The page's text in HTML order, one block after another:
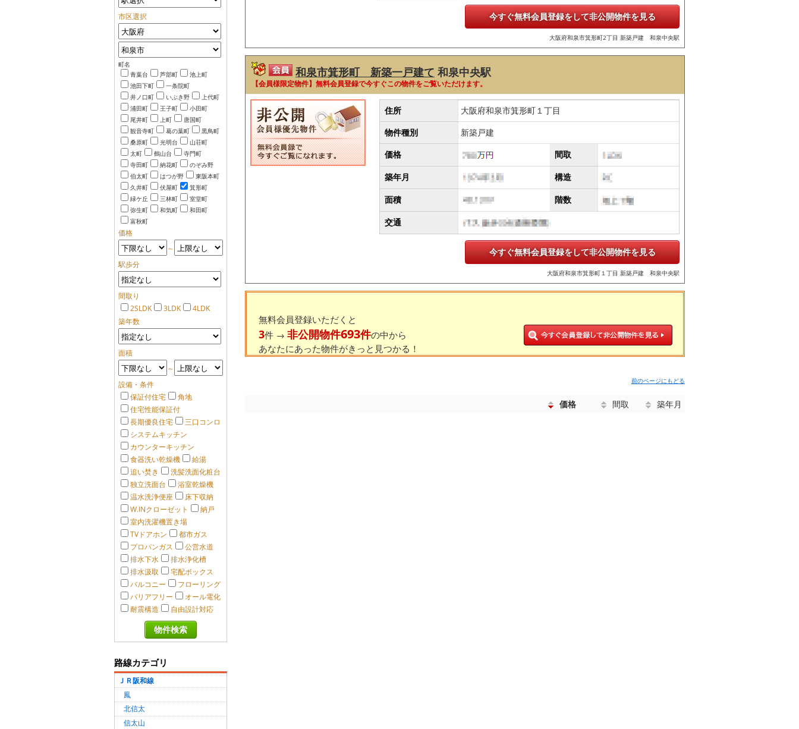
今すぐ無料会員登録をして非公開物件を見る
大阪府和泉市箕形町2丁目 新築戸建 和泉中央駅
和泉市箕形町 新築一戸建て 和泉中央駅
【会員様限定物件】無料会員登録で今すぐこの物件をご覧いただけます。
住所
大阪府和泉市箕形町１丁目
物件種別
新築戸建
価格
間取
築年月
構造
面積
階数
交通
今すぐ無料会員登録をして非公開物件を見る
大阪府和泉市箕形町１丁目 新築戸建 和泉中央駅
無料会員登録いただくと
3件 → 非公開物件693件の中から
あなたにあった物件がきっと見つかる！
価格 間取 築年月
前のページにもどる
市区選択
町名
青葉台
芦部町
池上町
池田下町
一条院町
井ノ口町
いぶき野
上代町
浦田町
王子町
小田町
尾井町
上町
唐国町
観音寺町
葛の葉町
黒鳥町
桑原町
光明台
山荘町
太町
鶴山台
寺門町
寺田町
納花町
のぞみ野
伯太町
はつが野
東阪本町
久井町
伏屋町
箕形町
緑ケ丘
三林町
室堂町
弥生町
和気町
和田町
富秋町
価格
～
駅歩分
間取り
2SLDK
3LDK
4LDK
築年数
面積
～
設備・条件
保証付住宅
角地
住宅性能保証付
長期優良住宅
三口コンロ
システムキッチン
カウンターキッチン
食器洗い乾燥機
給湯
追い焚き
洗髪洗面化粧台
独立洗面台
浴室乾燥機
温水洗浄便座
床下収納
W.INクローゼット
納戸
室内洗濯機置き場
TVドアホン
都市ガス
プロパンガス
公営水道
排水下水
排水浄化槽
排水汲取
宅配ボックス
バルコニー
フローリング
バリアフリー
オール電化
耐震構造
自由設計対応
路線カテゴリ
ＪＲ阪和線
鳳
北信太
信太山